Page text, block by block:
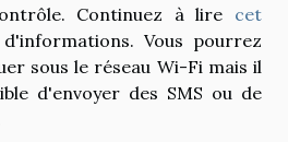
Continuez à lire cet
Vous pourrez
sous le réseau Wi-Fi mais il
d'envoyer des SMS ou de